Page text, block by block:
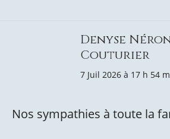
Denyse
Couturier
7 Juil 2026 à 17 h 54
Nos sympathies à toute la